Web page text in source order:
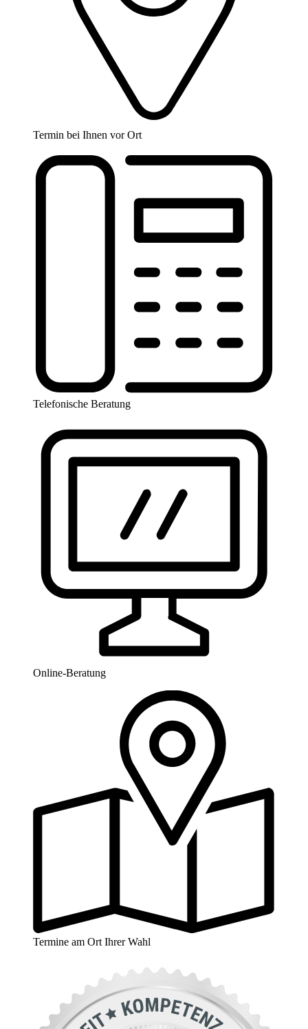
Termin bei Ihnen vor Ort
Telefonische Beratung
Online-Beratung
Termine am Ort Ihrer Wahl